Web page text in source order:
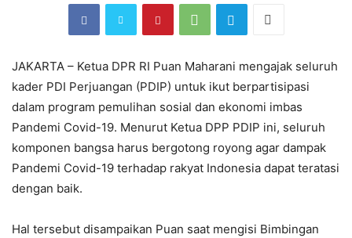
JAKARTA – Ketua DPR RI Puan Maharani mengajak seluruh
kader PDI Perjuangan (PDIP) untuk ikut berpartisipasi
dalam program pemulihan sosial dan ekonomi imbas
Pandemi Covid-19. Menurut Ketua DPP PDIP ini, seluruh
komponen bangsa harus bergotong royong agar dampak
Pandemi Covid-19 terhadap rakyat Indonesia dapat teratasi
dengan baik.
Hal tersebut disampaikan Puan saat mengisi Bimbingan